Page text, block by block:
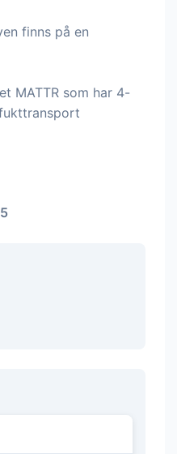
finns på en
MATTR som har 4-